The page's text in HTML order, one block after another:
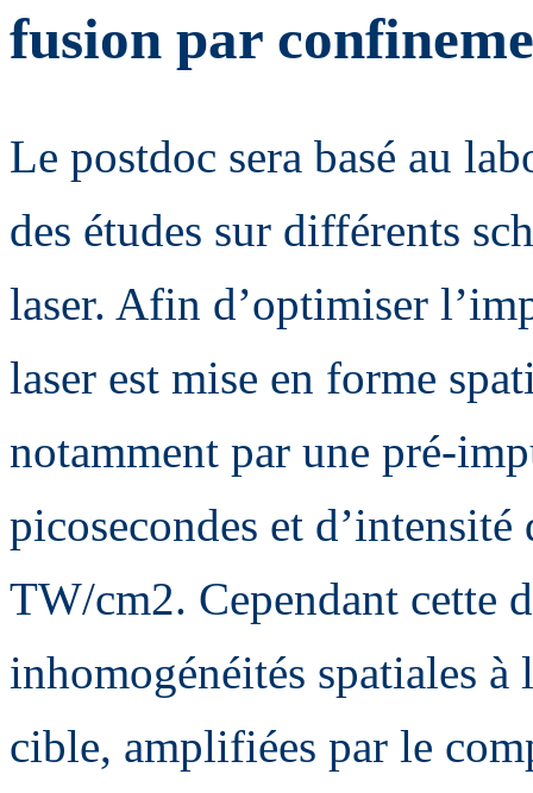
fusion par
Le postdoc sera basé au
des études sur différents
laser. Afin d’optimiser
laser est mise en forme
notamment par une pré-
picosecondes et d’intensité
TW/cm2. Cependant cette
inhomogénéités spatiales
cible, amplifiées par le